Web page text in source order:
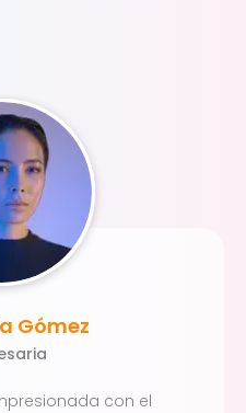
con el
Gómez